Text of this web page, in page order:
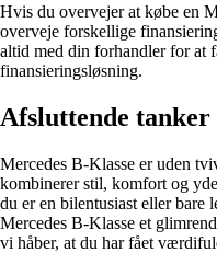
Hvis du overvejer at købe en
overveje forskellige
altid med din forhandler for at
finansieringsløsning.
Afsluttende tanker
Mercedes B-Klasse er uden
kombinerer stil, komfort og
du er en bilentusiast eller bare
Mercedes B-Klasse et
vi håber, at du har fået